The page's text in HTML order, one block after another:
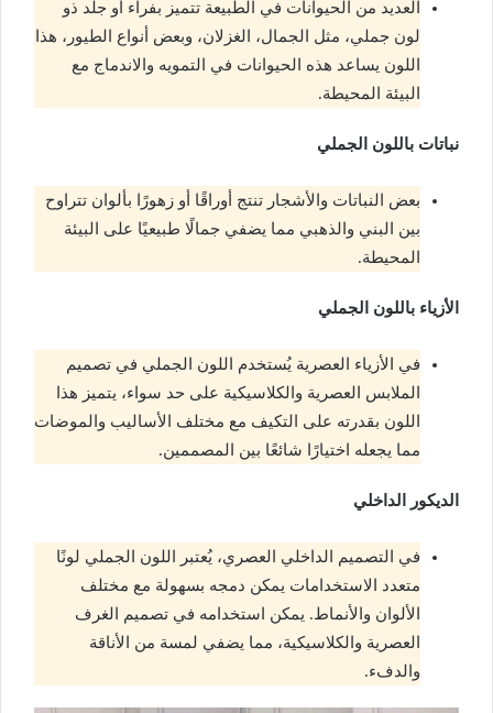
العديد من الحيوانات في الطبيعة تتميز بفراء أو جلد ذو
لون جملي، مثل الجمال، الغزلان، وبعض أنواع الطيور، هذا
اللون يساعد هذه الحيوانات في التمويه والاندماج مع
البيئة المحيطة.
نباتات باللون الجملي
بعض النباتات والأشجار تنتج أوراقًا أو زهورًا بألوان تتراوح
بين البني والذهبي مما يضفي جمالًا طبيعيًا على البيئة
المحيطة.
الأزياء باللون الجملي
في الأزياء العصرية يُستخدم اللون الجملي في تصميم
الملابس العصرية والكلاسيكية على حد سواء، يتميز هذا
اللون بقدرته على التكيف مع مختلف الأساليب والموضات
مما يجعله اختيارًا شائعًا بين المصممين.
الديكور الداخلي
في التصميم الداخلي العصري، يُعتبر اللون الجملي لونًا
متعدد الاستخدامات يمكن دمجه بسهولة مع مختلف
الألوان والأنماط. يمكن استخدامه في تصميم الغرف
العصرية والكلاسيكية، مما يضفي لمسة من الأناقة
والدفء.